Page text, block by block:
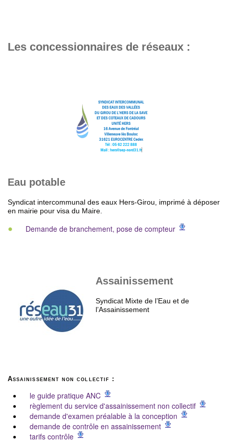
Les concessionnaires de réseaux :
Eau potable
Syndicat intercommunal des eaux Hers-Girou, imprimé à déposer
en mairie pour visa du Maire.
Demande de branchement, pose de compteur
Assainissement
Syndicat Mixte de l’Eau et de
l’Assainissement
Assainissement non collectif :
le guide pratique ANC
règlement du service d'assainissement non collectif
demande d'examen préalable à la conception
demande de contrôle en assainissement
tarifs contrôle